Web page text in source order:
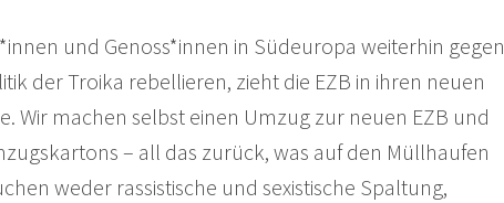
und Genoss*innen in Südeuropa weiterhin gegen
der Troika rebellieren, zieht die EZB in ihren neuen
Wir machen selbst einen Umzug zur neuen EZB und
– all das zurück, was auf den Müllhaufen
weder rassistische und sexistische Spaltung,